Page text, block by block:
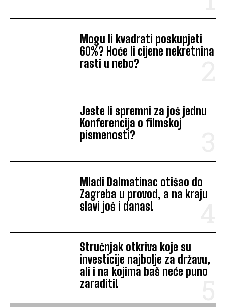
Mogu li kvadrati poskupjeti
60%? Hoće li cijene nekretnina
rasti u nebo?
Jeste li spremni za još jednu
Konferencija o filmskoj
pismenosti?
Mladi Dalmatinac otišao do
Zagreba u provod, a na kraju
slavi još i danas!
Stručnjak otkriva koje su
investicije najbolje za državu,
ali i na kojima baš neće puno
zaraditi!